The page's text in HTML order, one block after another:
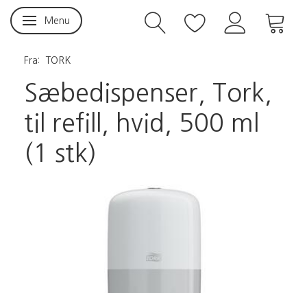
Skifte navigation
Menu
Fra: TORK
Sæbedispenser, Tork,
til refill, hvid, 500 ml
(1 stk)